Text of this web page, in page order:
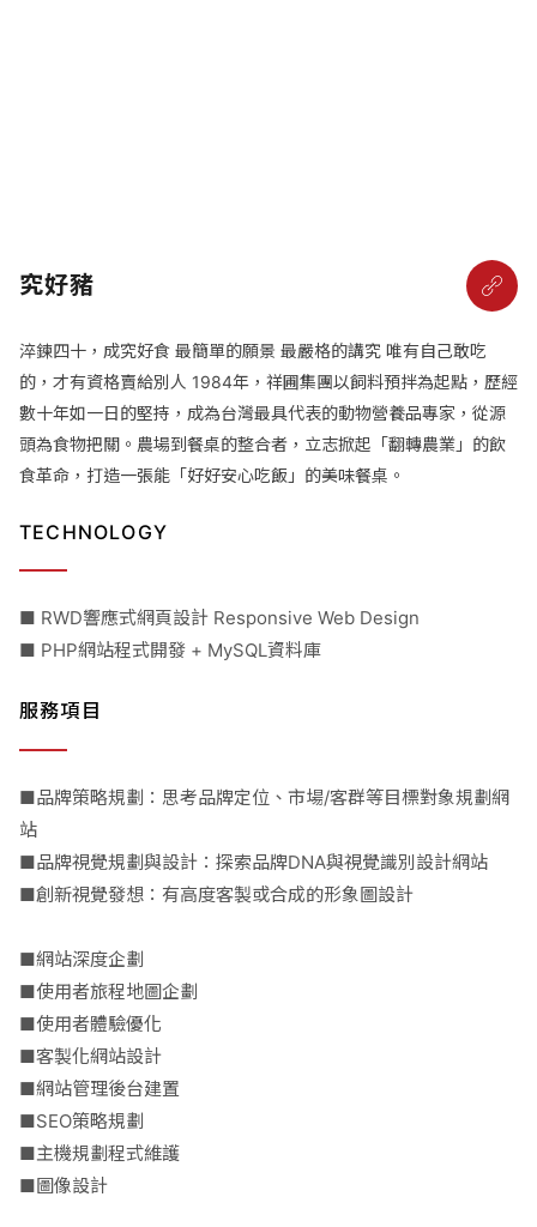
究好豬
淬鍊四十，成究好食 最簡單的願景 最嚴格的講究 唯有自己敢吃
的，才有資格賣給別人 1984年，祥圃集團以飼料預拌為起點，歷經
數十年如一日的堅持，成為台灣最具代表的動物營養品專家，從源
頭為食物把關。農場到餐桌的整合者，立志掀起「翻轉農業」的飲
食革命，打造一張能「好好安心吃飯」的美味餐桌。
TECHNOLOGY
■ RWD響應式網頁設計 Responsive Web Design
■ PHP網站程式開發 + MySQL資料庫
服務項目
■品牌策略規劃：思考品牌定位、市場/客群等目標對象規劃網
站
■品牌視覺規劃與設計：探索品牌DNA與視覺識別設計網站
■創新視覺發想：有高度客製或合成的形象圖設計
■網站深度企劃
■使用者旅程地圖企劃
■使用者體驗優化
■客製化網站設計
■網站管理後台建置
■SEO策略規劃
■主機規劃程式維護
■圖像設計